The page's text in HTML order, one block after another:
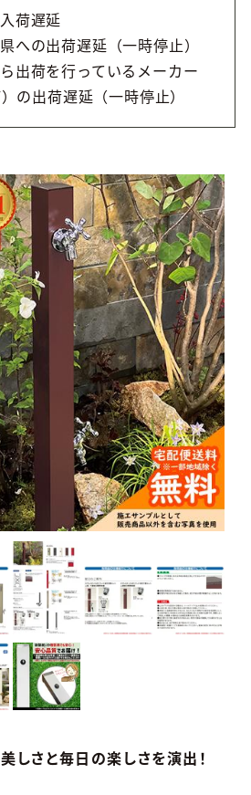
荷遅延
への出荷遅延（一時停止）
出荷を行っているメーカー
の出荷遅延（一時停止）
しさと毎日の楽しさを演出！